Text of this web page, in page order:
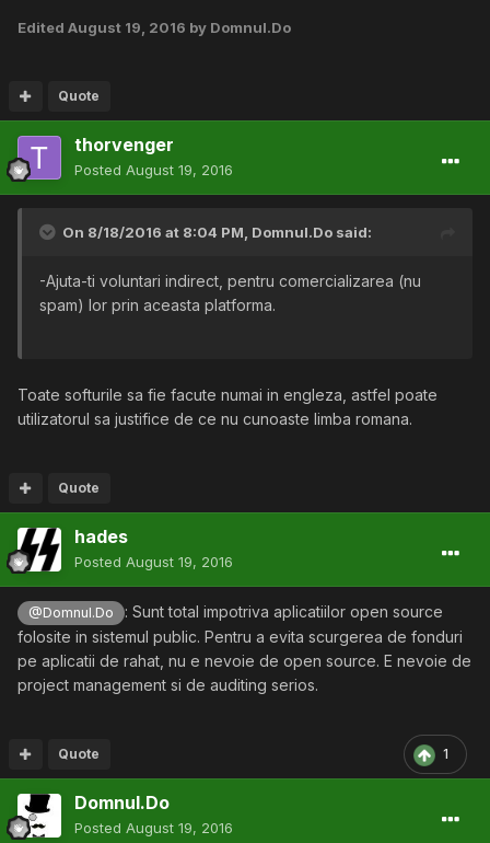
Edited August 19, 2016 by Domnul.Do
Quote
thorvenger
Posted August 19, 2016
On 8/18/2016 at 8:04 PM, Domnul.Do said:
-Ajuta-ti voluntari indirect, pentru comercializarea (nu
spam) lor prin aceasta platforma.
Toate softurile sa fie facute numai in engleza, astfel poate
utilizatorul sa justifice de ce nu cunoaste limba romana.
Quote
hades
Posted August 19, 2016
@Domnul.Do
: Sunt total impotriva aplicatiilor open source
folosite in sistemul public. Pentru a evita scurgerea de fonduri
pe aplicatii de rahat, nu e nevoie de open source. E nevoie de
project management si de auditing serios.
1
Quote
Domnul.Do
Posted August 19, 2016